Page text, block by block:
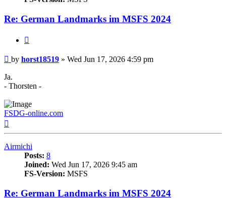
Re: German Landmarks im MSFS 2024
Post
by horst18519 » Wed Jun 17, 2026 4:59 pm
Ja.
- Thorsten -
FSDG-online.com
Airmichi
Posts: 8
Joined: Wed Jun 17, 2026 9:45 am
FS-Version: MSFS
Re: German Landmarks im MSFS 2024